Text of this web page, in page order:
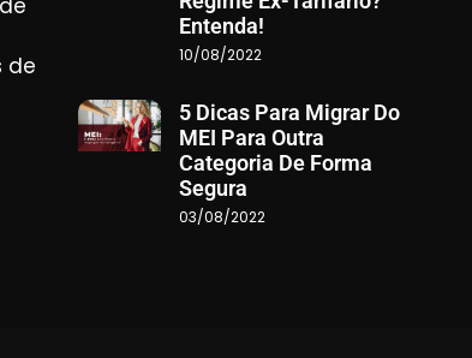
de
Entenda!
10/08/2022
5 Dicas Para Migrar Do
MEI Para Outra
Categoria De Forma
Segura
03/08/2022